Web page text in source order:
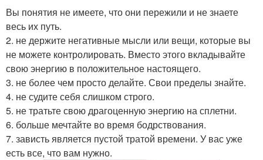
Вы понятия не имеете, что они пережили и не знаете
весь их путь.
2. не держите негативные мысли или вещи, которые вы
не можете контролировать. Вместо этого вкладывайте
свою энергию в положительное настоящего.
3. не более чем просто делайте. Свои пределы знайте.
4. не судите себя слишком строго.
5. не тратьте свою драгоценную энергию на сплетни.
6. больше мечтайте во время бодрствования.
7. зависть является пустой тратой времени. У вас уже
есть все, что вам нужно.